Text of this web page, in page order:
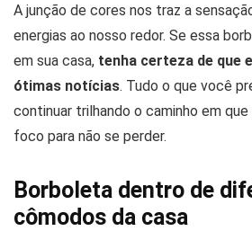
A junção de cores nos traz a
energias ao nosso redor. Se essa
em sua casa, tenha certeza de que
ótimas notícias. Tudo o que você
continuar trilhando o caminho em
foco para não se perder.
Borboleta dentro de
cômodos da casa